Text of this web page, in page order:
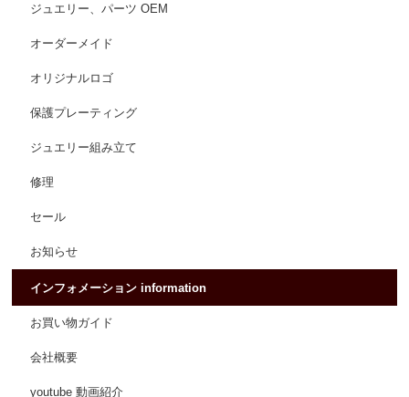
ジュエリー、パーツ OEM
オーダーメイド
オリジナルロゴ
保護プレーティング
ジュエリー組み立て
修理
セール
お知らせ
インフォメーション information
お買い物ガイド
会社概要
youtube 動画紹介